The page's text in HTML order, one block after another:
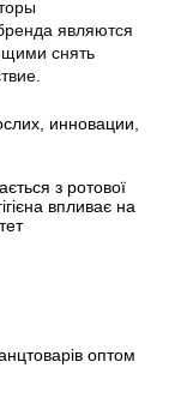
являются
снять
инновации
з ротової
впливає на
оптом